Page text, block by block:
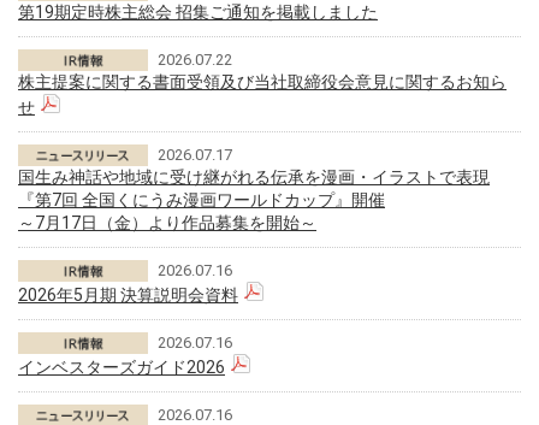
第19期定時株主総会 招集ご通知を掲載しました
2026.07.22
株主提案に関する書面受領及び当社取締役会意見に関するお知ら
せ
2026.07.17
国生み神話や地域に受け継がれる伝承を漫画・イラストで表現
『第7回 全国くにうみ漫画ワールドカップ』開催
～7月17日（金）より作品募集を開始～
2026.07.16
2026年5月期 決算説明会資料
2026.07.16
インベスターズガイド2026
2026.07.16